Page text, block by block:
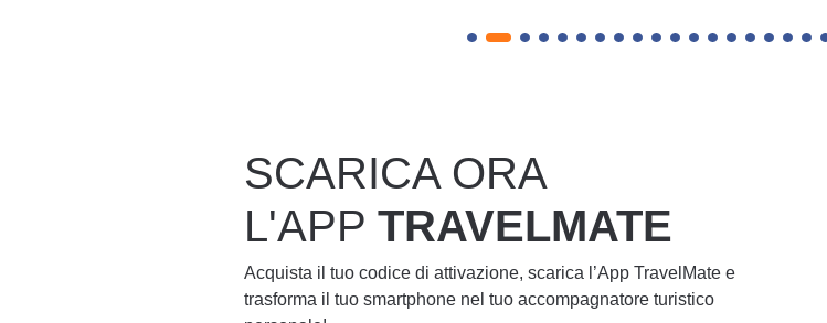
SCARICA ORA
L'APPTRAVELMATE
Acquista il tuo codice di attivazione, scarica l’App TravelMate e
trasforma il tuo smartphone nel tuo accompagnatore turistico